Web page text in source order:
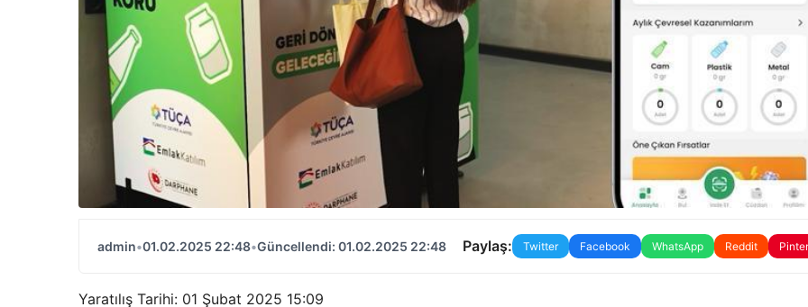
admin•01.02.2025 22:48•Güncellendi: 01.02.2025 22:48 Paylaş: Twitter Facebook WhatsApp Reddit
Yaratılış Tarihi: 01 Şubat 2025 15:09